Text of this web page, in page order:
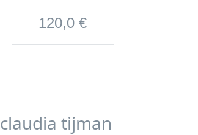
120,0 €
claudia tijman